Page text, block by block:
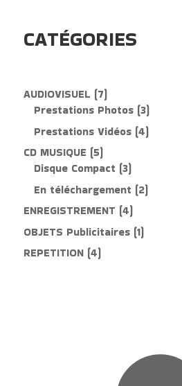
CATÉGORIES
AUDIOVISUEL 77
produits
Prestations Photos 33
produits
Prestations Vidéos 44
CD MUSIQUE 55
produits
Disque Compact 33
produits
En téléchargement 22
ENREGISTREMENT 44
produits
OBJETS Publicitaires 11
REPETITION 44